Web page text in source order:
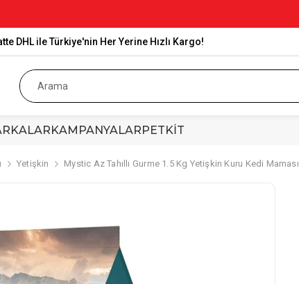
DHL ile Türkiye'nin Her Yerine Hızlı Kargo!
KAMPANYALARPETKİT
Yetişkin Mystic Az Tahıllı Gurme 1.5 Kg Yetişkin Kuru Kedi Maması